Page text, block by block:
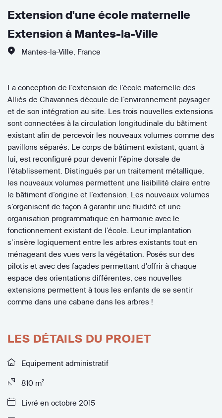
Extension d'une école maternelle
Extension à Mantes-la-Ville
Mantes-la-Ville France
La conception de l’extension de l’école maternelle des
Alliés de Chavannes découle de l’environnement paysager
et de son intégration au site. Les trois nouvelles extensions
sont connectées à la circulation longitudinale du bâtiment
existant afin de percevoir les nouveaux volumes comme des
pavillons séparés. Le corps de bâtiment existant, quant à
lui, est reconfiguré pour devenir l’épine dorsale de
l’établissement. Distingués par un traitement métallique,
les nouveaux volumes permettent une lisibilité claire entre
le bâtiment d’origine et l’extension. Les nouveaux volumes
s’organisent de façon à garantir une fluidité et une
organisation programmatique en harmonie avec le
fonctionnement existant de l’école. Leur implantation
s’insère logiquement entre les arbres existants tout en
ménageant des vues vers la végétation. Posés sur des
pilotis et avec des façades permettant d’offrir à chaque
espace des orientations différentes, ces nouvelles
extensions permettent à tous les enfants de se sentir
comme dans une cabane dans les arbres !
LES DÉTAILS DU PROJET
Equipement administratif
810 m²
Livré en octobre 2015